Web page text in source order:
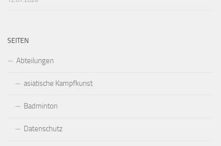
SEITEN
Abteilungen
asiatische Kampfkunst
Badminton
Datenschutz